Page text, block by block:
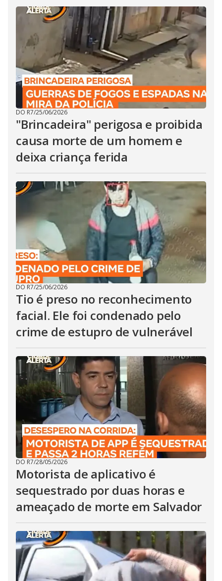
DO R7/25/06/2026
"Brincadeira" perigosa e proibida
causa morte de um homem e
deixa criança ferida
DO R7/25/06/2026
Tio é preso no reconhecimento
facial. Ele foi condenado pelo
crime de estupro de vulnerável
DO R7/28/05/2026
Motorista de aplicativo é
sequestrado por duas horas e
ameaçado de morte em Salvador